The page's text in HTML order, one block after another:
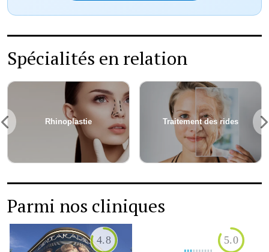
Spécialités en relation
Rhinoplastie Traitement des rides
Parmi nos cliniques
4.8 5.0